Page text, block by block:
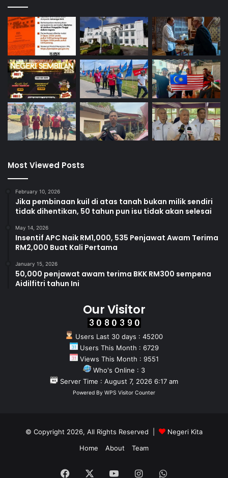
Most Viewed Posts
February 10, 2026
Jika pembinaan kuil di atas tanah bukan milik sendiri
tidak dihentikan, 50 tahun pun isu tidak akan selesai
May 14, 2026
Insentif APC Naik RM1,000, 535 Penjawat Awam Terima
RM2,000 Buat Kali Pertama
January 15, 2026
50,000 penjawat awam terima BKK RM300 sempena
Aidilfitri tahun Ini
Our Visitor
Users Last 30 days : 45200
Users This Month : 6729
Views This Month : 9551
Who's Online : 3
Server Time : August 7, 2026 6:17 am
Powered By WPS Visitor Counter
© Copyright 2026, All Rights Reserved |
Negeri Kita
Home
About Team
Facebook YouTubeInstagramWhatsApp